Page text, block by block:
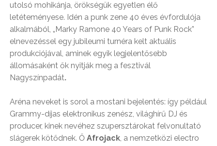
utolsó mohikánja, örökségük egyetlen élő
letéteményese. Idén a punk zene 40 éves évfordulója
alkalmából, „Marky Ramone 40 Years of Punk Rock”
elnevezéssel egy jubileumi turnéra kelt aktuális
produkciójával, aminek egyik legjelentősebb
állomásaként ők nyitják meg a fesztivál
Nagyszínpadát.
Aréna neveket is sorol a mostani bejelentés: így például
Grammy-díjas elektronikus zenész, világhírű DJ és
producer, kinek nevéhez szupersztárokat felvonultató
slágerek kötődnek. Ő Afrojack, a nemzetközi electro